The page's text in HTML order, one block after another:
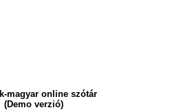
magyar online szótár
(Demo verzió)